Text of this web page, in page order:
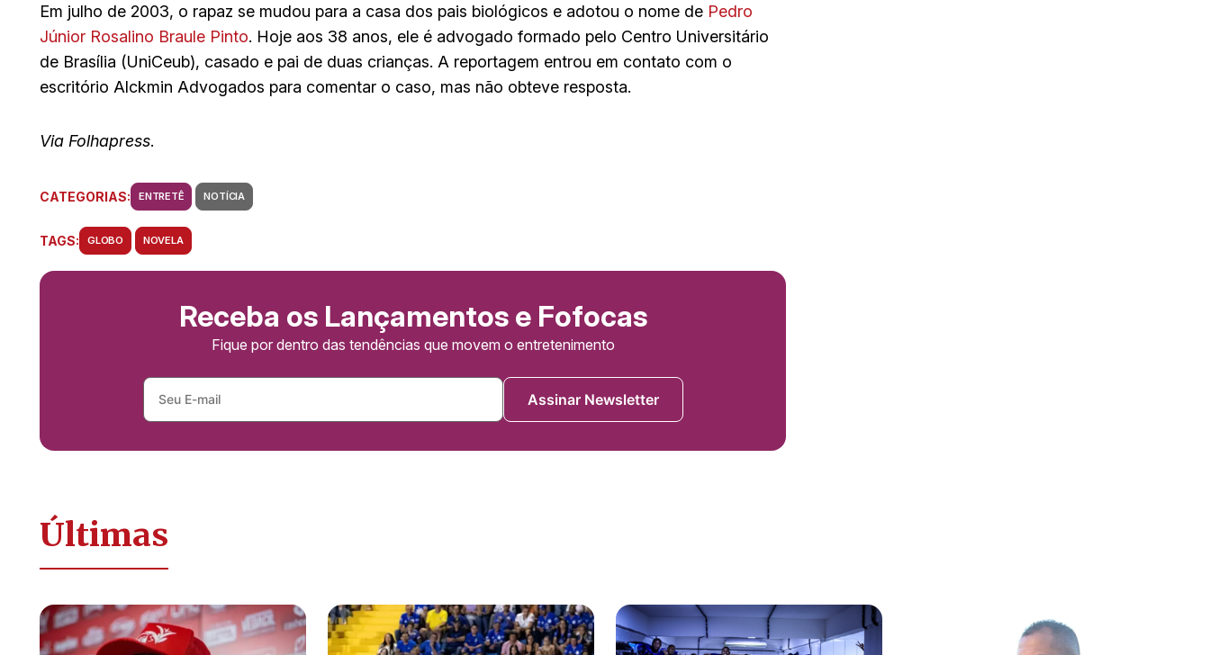
Em julho de 2003, o rapaz se mudou para a casa dos pais biológicos e adotou o nome de Pedro
Júnior Rosalino Braule Pinto. Hoje aos 38 anos, ele é advogado formado pelo Centro Universitário
de Brasília (UniCeub), casado e pai de duas crianças. A reportagem entrou em contato com o
escritório Alckmin Advogados para comentar o caso, mas não obteve resposta.
Via Folhapress.
CATEGORIAS: ENTRETÊ NOTÍCIA
TAGS: GLOBO NOVELA
Receba os Lançamentos e Fofocas
Fique por dentro das tendências que movem o entretenimento
Assinar Newsletter
Últimas